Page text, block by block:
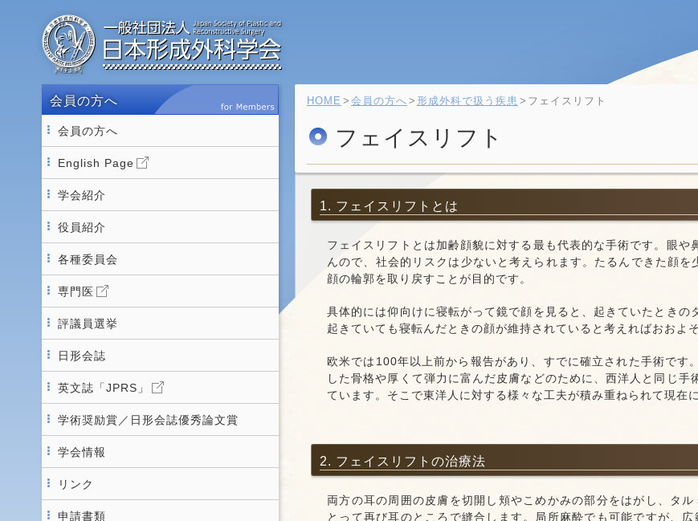
会員の方へ
会員の方へ
English Page
学会紹介
役員紹介
各種委員会
専門医
評議員選挙
日形会誌
英文誌「JPRS」
学術奨励賞／日形会誌優秀論文賞
学会情報
リンク
申請書類
HOME 会員の方へ 形成外科で扱う疾患 フェイスリフト
フェイスリフト
1. フェイスリフトとは
フェイスリフトとは加齢顔貌に対する最も代表的な手術です。眼
んので、社会的リスクは少ないと考えられます。たるんできた顔
顔の輪郭を取り戻すことが目的です。
具体的には仰向けに寝転がって鏡で顔を見ると、起きていたときの
起きていても寝転んだときの顔が維持されていると考えればおおよ
欧米では100年以上前から報告があり、すでに確立された手術です
した骨格や厚くて弾力に富んだ皮膚などのために、西洋人と同じ
ています。そこで東洋人に対する様々な工夫が積み重ねられて現在
2. フェイスリフトの治療法
両方の耳の周囲の皮膚を切開し頬やこめかみの部分をはがし、タル
とって再び耳のところで縫合します。局所麻酔でも可能ですが、広